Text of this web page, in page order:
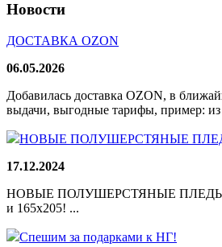
Новости
ДОСТАВКА OZON
06.05.2026
Добавилась доставка OZON, в
выдачи, выгодные тарифы, пример:
НОВЫЕ ПОЛУШЕРСТЯНЫЕ
17.12.2024
НОВЫЕ ПОЛУШЕРСТЯНЫЕ ПЛЕДЫ
и 165х205! ...
Спешим за подарками к НГ!